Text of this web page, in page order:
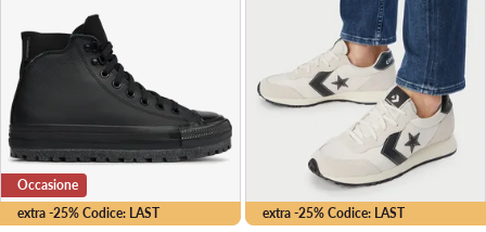
extra -25% Codice: LAST
Occasione
extra -25% Codice: LAST